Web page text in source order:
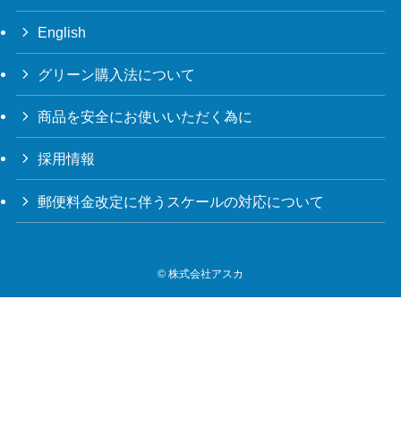
English
グリーン購入法について
商品を安全にお使いいただく為に
採用情報
郵便料金改定に伴うスケールの対応について
© 株式会社アスカ